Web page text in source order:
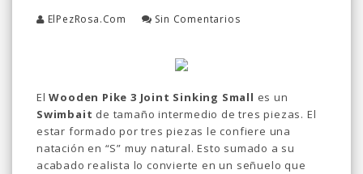
ElPezRosa.com Sin Comentarios
ElWooden Pike 3 Joint Sinking Small es un
Swimbait de tamaño intermedio de tres piezas. El
estar formado por tres piezas le confiere una
natación en “S” muy natural. Esto sumado a su
acabado realista lo convierte en un señuelo que